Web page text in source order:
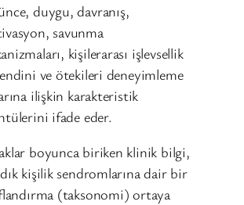
duygu, davranış,
savunma
kişilerarası işlevsellik
ve ötekileri deneyimleme
ilişkin karakteristik
ifade eder.
boyunca biriken klinik bilgi,
kişilik sendromlarına dair bir
(taksonomi) ortaya